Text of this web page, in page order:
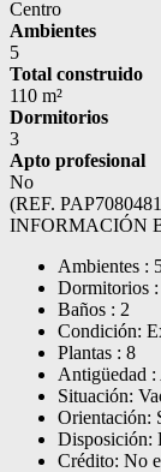
Centro
Ambientes
5
Total construido
110 m²
Dormitorios
3
Apto profesional
No
(REF.
INFORMACIÓN
Ambientes :
Dormitorios
Baños : 2
Condición:
Plantas : 8
Antigüedad :
Situación:
Orientación:
Disposición:
Crédito: No